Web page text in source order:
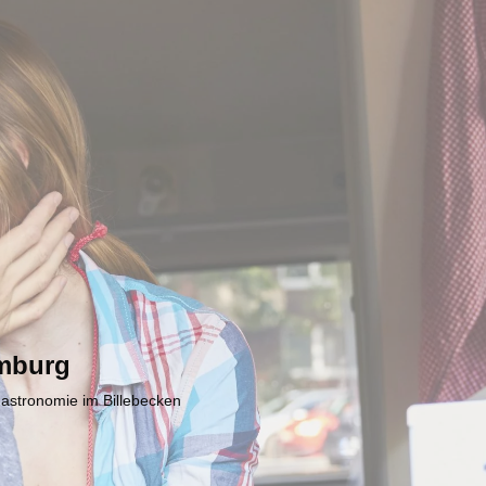
im Billebecken